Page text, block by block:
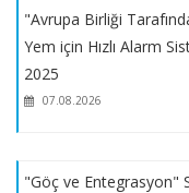
YEŞİLAY
PROGRAMI
"Avrupa Birliği
Yem için Hızlı Alarm
2025
07.08.2026
"Göç ve Entegrasyon"